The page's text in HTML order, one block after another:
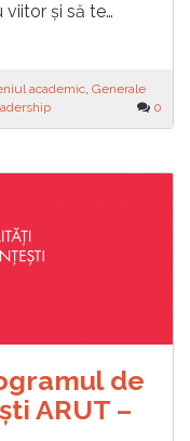
și să te…
academic, Generale
0
de
ARUT –